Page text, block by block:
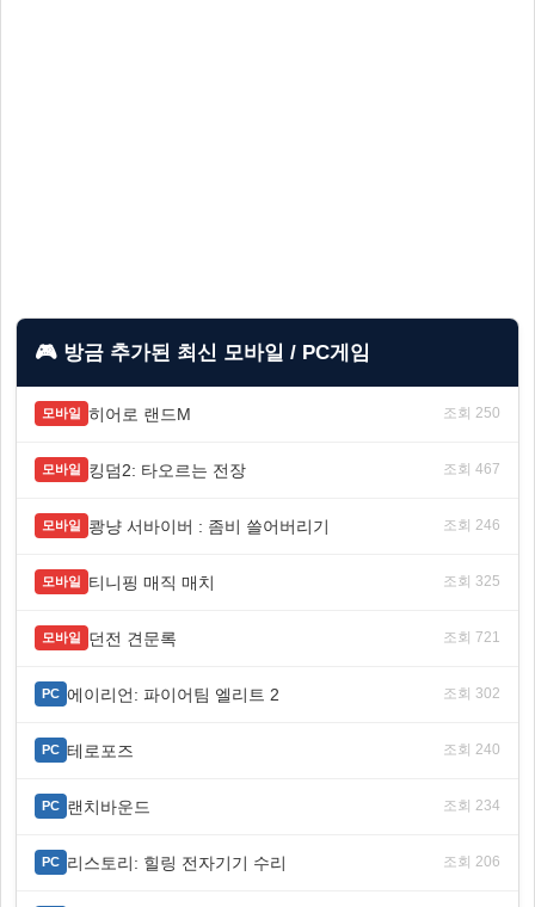
🎮 방금 추가된 최신 모바일 / PC게임
모바일 히어로 랜드M 조회 250
모바일 킹덤2: 타오르는 전장 조회 467
모바일 쾅냥 서바이버 : 좀비 쓸어버리기 조회 246
모바일 티니핑 매직 매치 조회 325
모바일 던전 견문록 조회 721
PC 에이리언: 파이어팀 엘리트 2 조회 302
PC 테로포즈 조회 240
PC 랜치바운드 조회 234
PC 리스토리: 힐링 전자기기 수리 조회 206